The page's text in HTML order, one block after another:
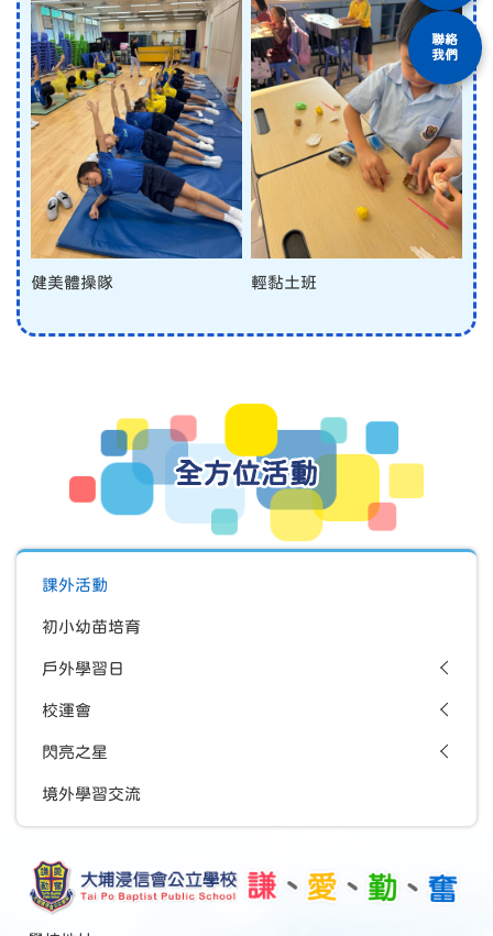
健美體操隊 輕黏土班
全方位活動
課外活動
初小幼苗培育
戶外學習日
校運會
閃亮之星
境外學習交流
聯絡
我們